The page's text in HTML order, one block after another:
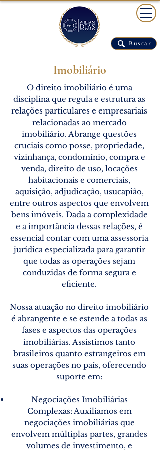
Buscar
Imobiliário
O direito imobiliário é uma
disciplina que regula e estrutura as
relações particulares e empresariais
relacionadas ao mercado
imobiliário. Abrange questões
cruciais como posse, propriedade,
vizinhança, condomínio, compra e
venda, direito de uso, locações
habitacionais e comerciais,
aquisição, adjudicação, usucapião,
entre outros aspectos que envolvem
bens imóveis. Dada a complexidade
e a importância dessas relações, é
essencial contar com uma assessoria
jurídica especializada para garantir
que todas as operações sejam
conduzidas de forma segura e
eficiente.
Nossa atuação no direito imobiliário
é abrangente e se estende a todas as
fases e aspectos das operações
imobiliárias. Assistimos tanto
brasileiros quanto estrangeiros em
suas operações no país, oferecendo
suporte em:
Negociações Imobiliárias
Complexas: Auxiliamos em
negociações imobiliárias que
envolvem múltiplas partes, grandes
volumes de investimento, e